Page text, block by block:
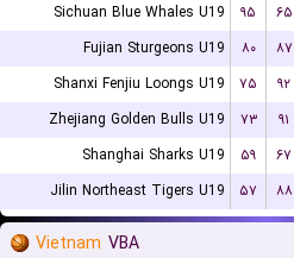
Sichuan Blue Whales U19
۹۵ ۶۵
Fujian Sturgeons U19
۸۰ ۸۷
Shanxi Fenjiu Loongs U19
۷۵ ۹۲
Zhejiang Golden Bulls U19
۷۳ ۹۱
Shanghai Sharks U19
۵۹ ۶۷
Jilin Northeast Tigers U19
۵۷ ۸۸
Vietnam VBA